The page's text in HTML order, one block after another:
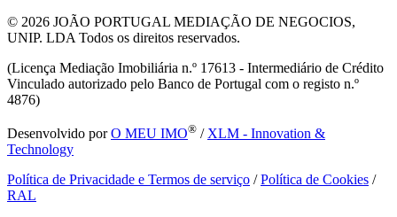
© 2026 JOÃO PORTUGAL MEDIAÇÃO DE NEGOCIOS,
UNIP. LDA Todos os direitos reservados.
(Licença Mediação Imobiliária n.º 17613 - Intermediário de Crédito
Vinculado autorizado pelo Banco de Portugal com o registo n.º
4876)
Desenvolvido porO MEU IMO® / XLM - Innovation &
Technology
Política de Privacidade e Termos de serviço /Política de Cookies /
RAL